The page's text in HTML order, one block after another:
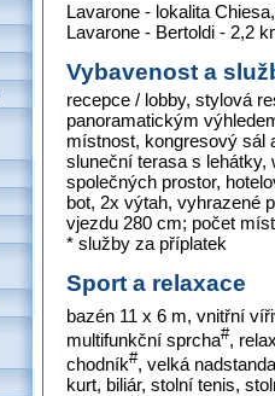
Lavarone - lokalita
Lavarone - Bertoldi - 2,2
Vybavenost a
recepce / lobby, stylová
panoramatickým
místnost, kongresový sál
sluneční terasa s lehátky,
společných prostor,
bot, 2x výtah, vyhrazené
vjezdu 280 cm; počet
* služby za příplatek
Sport a relaxace
bazén 11 x 6 m, vnitřní
multifunkční sprcha#,
chodník#, velká
kurt, biliár, stolní tenis,